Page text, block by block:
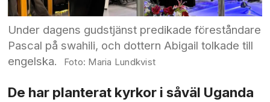
Under dagens gudstjänst predikade föreståndare
Pascal på swahili, och dottern Abigail tolkade till
engelska.
Maria Lundkvist
De har planterat kyrkor i såväl Uganda